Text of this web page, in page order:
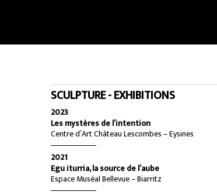
SCULPTURE - EXHIBITIONS
2023
Les mystères de l’intention
Centre d’Art Château Lescombes – Eysines
2021
Egu iturria, la source de l’aube
Espace Muséal Bellevue – Biarritz